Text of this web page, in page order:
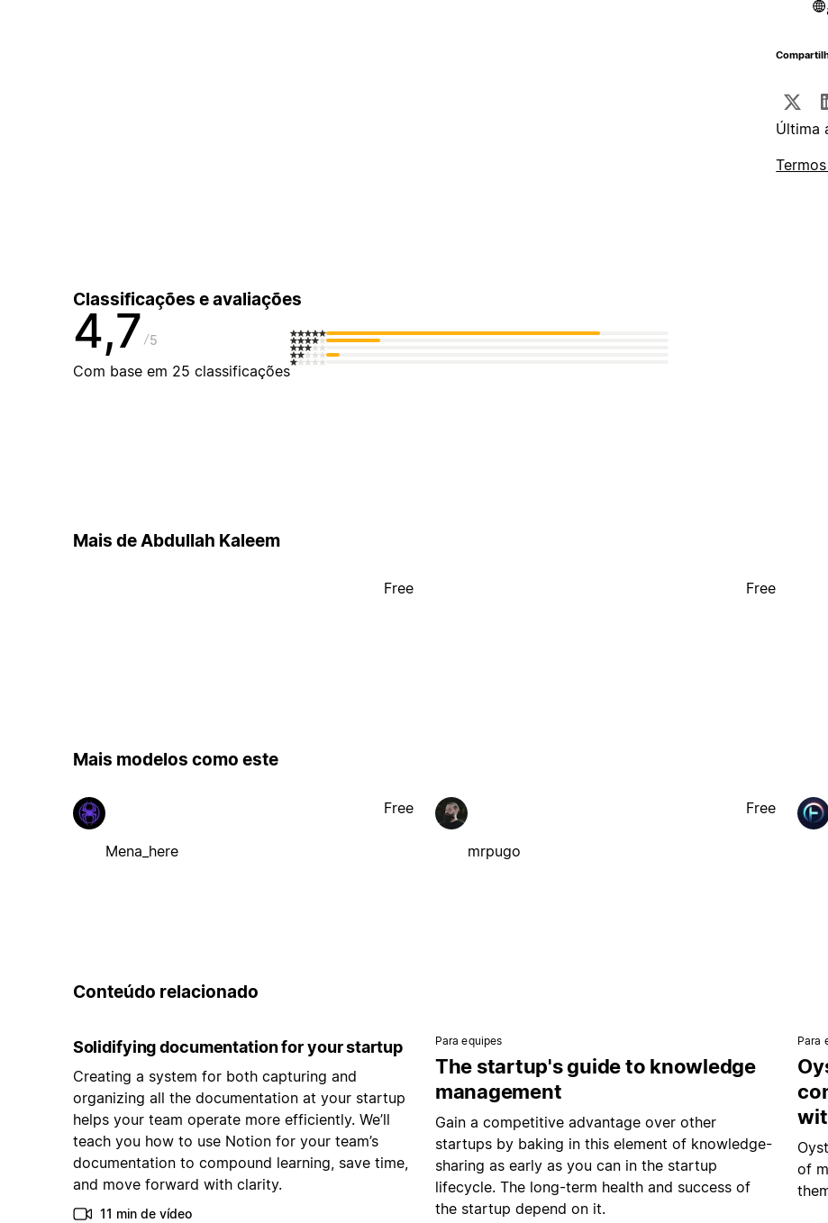
Última
Classificações e avaliações
4,7 5
Com base em 25 classificações
Mais de Abdullah Kaleem
Free Free
Mais modelos como este
Mena_here
Free
mrpugo
Free
Conteúdo relacionado
Solidifying documentation for your startup
Creating a system for both capturing and
organizing all the documentation at your startup
helps your team operate more efficiently. We’ll
teach you how to use Notion for your team’s
documentation to compound learning, save time,
and move forward with clarity.
11 min de vídeo
Para equipes
The startup's guide to knowledge
management
Gain a competitive advantage over other
startups by baking in this element of knowledge-
sharing as early as you can in the startup
lifecycle. The long-term health and success of
the startup depend on it.
Para
of